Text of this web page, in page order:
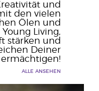
und
den vielen
Ölen und
Living,
stärken und
Deiner
ALLE ANSEHEN